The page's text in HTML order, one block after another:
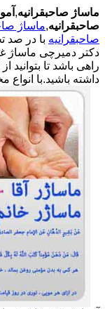
ماساژ صاحبقرانیه,
صاحبقرانیه,ماساژ
صاحبقرانیه
دکتر دمیرچی
راهی باشد تا
داشته باشید.با